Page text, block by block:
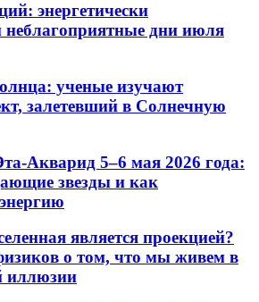
энергетически
неблагоприятные дни июля
ученые изучают
залетевший в Солнечную
Акварид 5–6 мая 2026 года:
звезды и как
является проекцией?
о том, что мы живем в
иллюзии